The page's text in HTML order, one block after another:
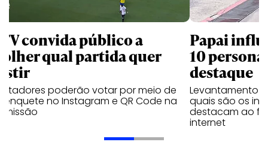
TV convida público a
qual partida quer
poderão votar por meio de
enquete no Instagram e QR Code na
Papai
10
destaque
Levantamento
quais são os
destacam ao
internet